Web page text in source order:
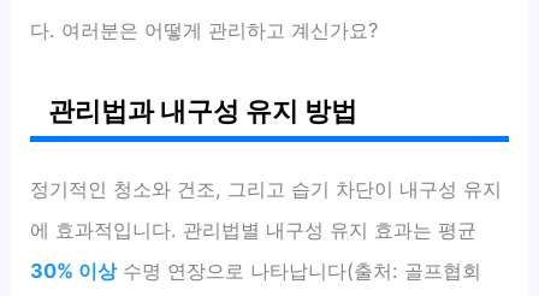
다. 여러분은 어떻게 관리하고 계신가요?
관리법과 내구성 유지 방법
정기적인 청소와 건조, 그리고 습기 차단이 내구성 유지
에 효과적입니다. 관리법별 내구성 유지 효과는 평균
30% 이상수명 연장으로 나타납니다(출처: 골프협회